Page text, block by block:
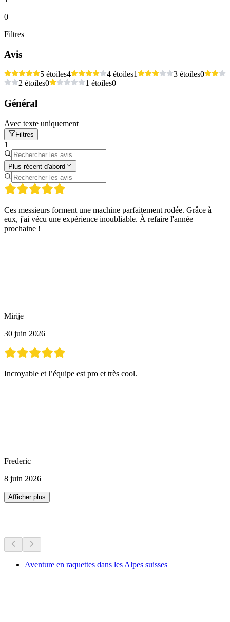
0
Filtres
Avis
5 étoiles4 4 étoiles1 3 étoiles0
2 étoiles0 1 étoiles0
Général
Avec texte uniquement
Filtres
1
Plus récent d'abord
Ces messieurs forment une machine parfaitement rodée. Grâce à
eux, j'ai vécu une expérience inoubliable. À refaire l'année
prochaine !
Mirije
30 juin 2026
Incroyable et l’équipe est pro et très cool.
Frederic
8 juin 2026
Afficher plus
Aventure en raquettes dans les Alpes suisses